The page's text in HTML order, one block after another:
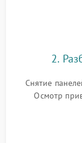
2.
Снятие
Осмотр